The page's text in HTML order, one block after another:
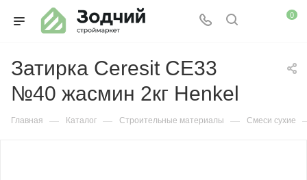
0
Затирка Ceresit СЕ33
№40 жасмин 2кг Henkel
Главная — Каталог — Строительные материалы — Смеси сухие